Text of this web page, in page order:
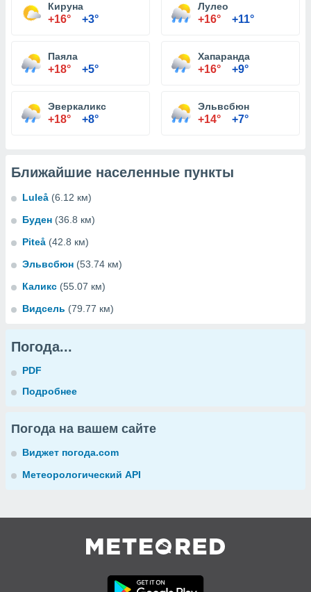
Кируна
+16° +3°
Лулео
+16° +11°
Паяла
+18° +5°
Хапаранда
+16° +9°
Эверкаликс
+18° +8°
Эльвсбюн
+14° +7°
Ближайшие населенные пункты
Luleå (6.12 км)
Буден (36.8 км)
Piteå (42.8 км)
Эльвсбюн (53.74 км)
Каликс (55.07 км)
Видсель (79.77 км)
Погода...
PDF
Подробнее
Погода на вашем сайте
Виджет погода.com
Метеорологический API